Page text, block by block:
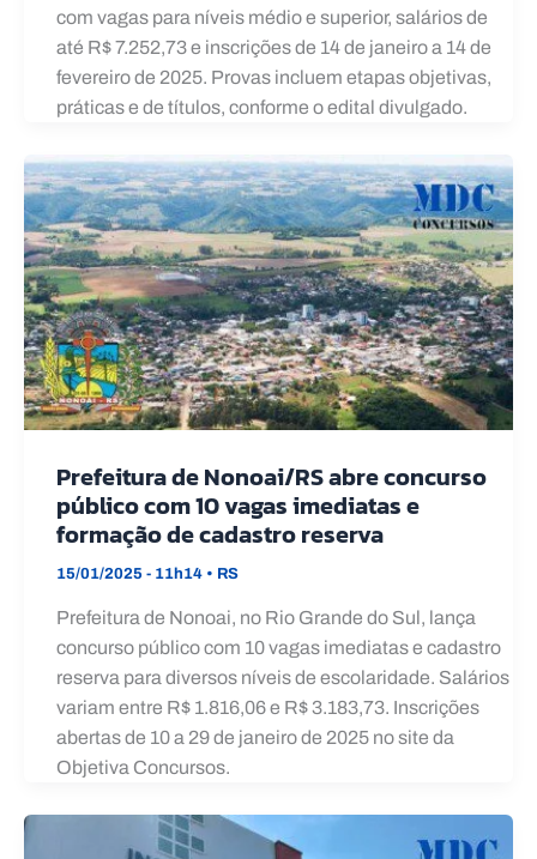
com vagas para níveis médio e superior, salários de
até R$ 7.252,73 e inscrições de 14 de janeiro a 14 de
fevereiro de 2025. Provas incluem etapas objetivas,
práticas e de títulos, conforme o edital divulgado.
Prefeitura de Nonoai/RS abre concurso
público com 10 vagas imediatas e
formação de cadastro reserva
15/01/2025 - 11h14 • RS
Prefeitura de Nonoai, no Rio Grande do Sul, lança
concurso público com 10 vagas imediatas e cadastro
reserva para diversos níveis de escolaridade. Salários
variam entre R$ 1.816,06 e R$ 3.183,73. Inscrições
abertas de 10 a 29 de janeiro de 2025 no site da
Objetiva Concursos.